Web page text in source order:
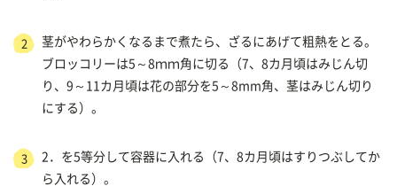
2
茎がやわらかくなるまで煮たら、ざるにあげて粗熱をとる。
ブロッコリーは5～8ｍｍ角に切る（7、8カ月頃はみじん切
り、9～11カ月頃は花の部分を5～8mm角、茎はみじん切り
にする）。
3
2．を5等分して容器に入れる（7、8カ月頃はすりつぶしてか
ら入れる）。